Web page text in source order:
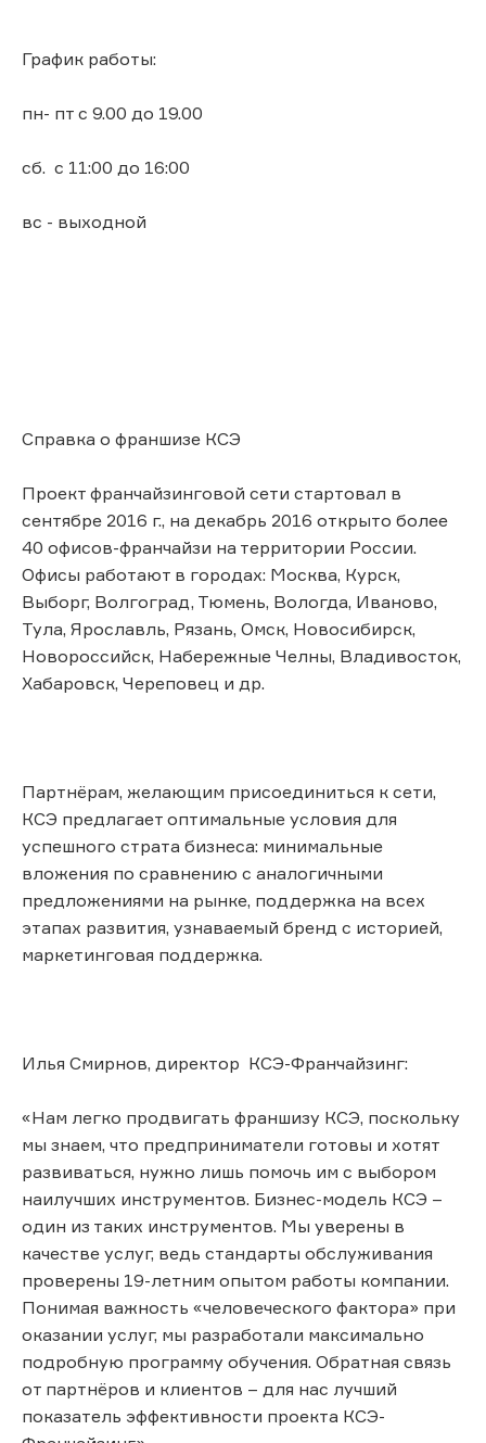
График работы:
пн- пт с 9.00 до 19.00
сб. с 11:00 до 16:00
вс - выходной
Справка о франшизе КСЭ
Проект франчайзинговой сети стартовал в
сентябре 2016 г., на декабрь 2016 открыто более
40 офисов-франчайзи на территории России.
Офисы работают в городах: Москва, Курск,
Выборг, Волгоград, Тюмень, Вологда, Иваново,
Тула, Ярославль, Рязань, Омск, Новосибирск,
Новороссийск, Набережные Челны, Владивосток,
Хабаровск, Череповец и др.
Партнёрам, желающим присоединиться к сети,
КСЭ предлагает оптимальные условия для
успешного страта бизнеса: минимальные
вложения по сравнению с аналогичными
предложениями на рынке, поддержка на всех
этапах развития, узнаваемый бренд с историей,
маркетинговая поддержка.
Илья Смирнов, директор КСЭ-Франчайзинг:
«Нам легко продвигать франшизу КСЭ, поскольку
мы знаем, что предприниматели готовы и хотят
развиваться, нужно лишь помочь им с выбором
наилучших инструментов. Бизнес-модель КСЭ –
один из таких инструментов. Мы уверены в
качестве услуг, ведь стандарты обслуживания
проверены 19-летним опытом работы компании.
Понимая важность «человеческого фактора» при
оказании услуг, мы разработали максимально
подробную программу обучения. Обратная связь
от партнёров и клиентов – для нас лучший
показатель эффективности проекта КСЭ-